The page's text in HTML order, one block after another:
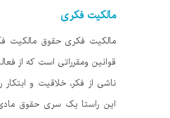
مالکیت فکری
مالکیت فکری حقوق مالکیت
قوانین ومقرراتی است که از
ناشی از فکر، خلاقیت و
این راستا یک سری حقوق